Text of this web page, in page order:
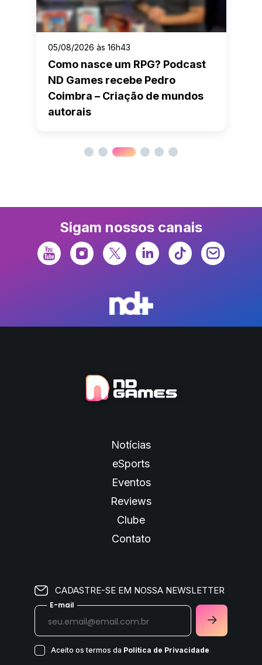
05/08/2026 às 16h43
Como nasce um RPG? Podcast
ND Games recebe Pedro
Coimbra – Criação de mundos
autorais
Sigam nossos canais
Notícias
eSports
Eventos
Reviews
Clube
Contato
CADASTRE-SE EM NOSSA NEWSLETTER
E-mail
Aceito os termos da Política de Privacidade